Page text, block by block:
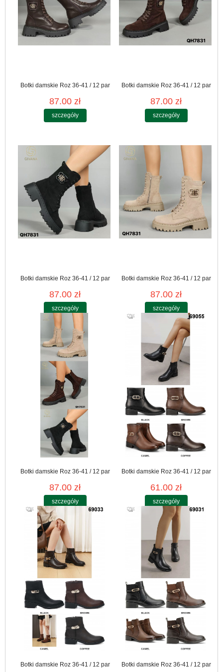
Botki damskie Roz 36-41 / 12 par
87.00 zł
szczegóły
Botki damskie Roz 36-41 / 12 par
87.00 zł
szczegóły
Botki damskie Roz 36-41 / 12 par
87.00 zł
szczegóły
Botki damskie Roz 36-41 / 12 par
87.00 zł
szczegóły
Botki damskie Roz 36-41 / 12 par
87.00 zł
szczegóły
Botki damskie Roz 36-41 / 12 par
61.00 zł
szczegóły
Botki damskie Roz 36-41 / 12 par Botki damskie Roz 36-41 / 12 par